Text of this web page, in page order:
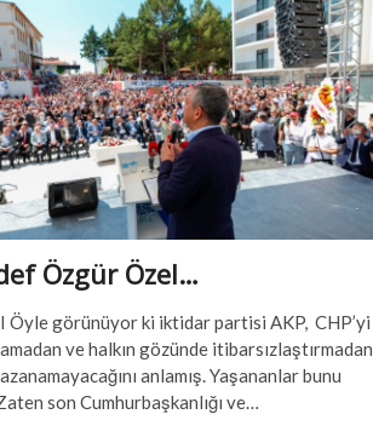
Özgür Özel…
Öyle görünüyor ki iktidar partisi AKP, CHP’yi
ve halkın gözünde itibarsızlaştırmadan
anlamış. Yaşananlar bunu
son Cumhurbaşkanlığı ve…